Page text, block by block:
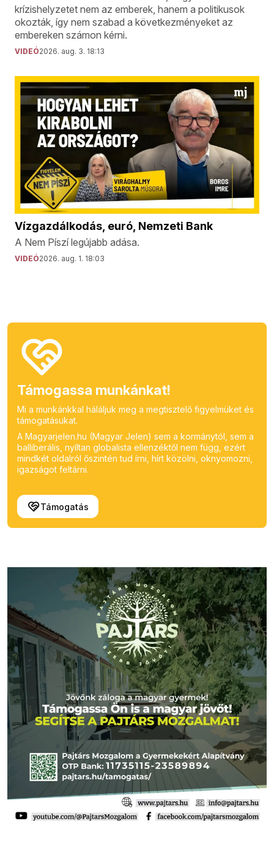
krízishelyzetet nem az emberek, hanem a politikusok
okozták, így nem szabad a következményeket az
embereken számon kérni.
VIDEÓ2026. aug. 3. 18:13
Vízgazdálkodás, euró, Nemzeti Bank
A Nem Píszí legújabb adása.
VIDEÓ2026. aug. 1. 18:03
Támogassa munkánkat!
Mi a munkánkkal háláljuk meg a megtisztelő figyelmüket és
támogatásukat.
A Magyarjelen.hu (Magyar Jelen) sem a kormánytól, sem a
balliberális, nyíltan globalista ellenzéktől nem függ, ezért
mindkét oldalról őszintén tud írni, hírt közölni, oknyomozni,
igazságot feltárni.
Támogatás